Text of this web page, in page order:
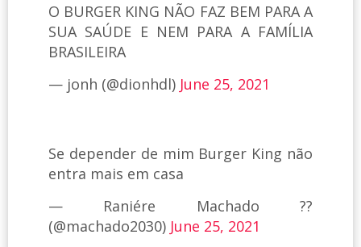
O BURGER KING NÃO FAZ BEM PARA A
SUA SAÚDE E NEM PARA A FAMÍLIA
BRASILEIRA
— jonh (@dionhdl) June 25, 2021
Se depender de mim Burger King não
entra mais em casa
— Raniére Machado ??
(@machado2030) June 25, 2021